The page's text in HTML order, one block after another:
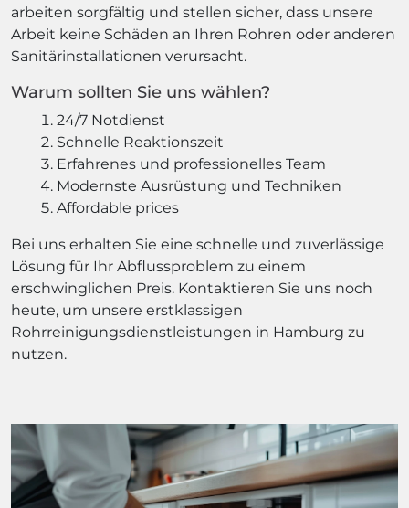
arbeiten sorgfältig und stellen sicher, dass unsere
Arbeit keine Schäden an Ihren Rohren oder anderen
Sanitärinstallationen verursacht.
Warum sollten Sie uns wählen?
24/7 Notdienst
Schnelle Reaktionszeit
Erfahrenes und professionelles Team
Modernste Ausrüstung und Techniken
Affordable prices
Bei uns erhalten Sie eine schnelle und zuverlässige
Lösung für Ihr Abflussproblem zu einem
erschwinglichen Preis. Kontaktieren Sie uns noch
heute, um unsere erstklassigen
Rohrreinigungsdienstleistungen in Hamburg zu
nutzen.